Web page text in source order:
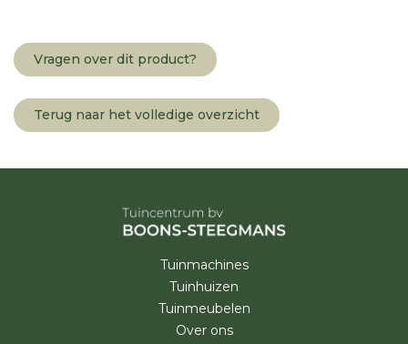
Vragen over dit product?
Terug naar het volledige overzicht
Tuinmachines
Tuinhuizen
Tuinmeubelen
Over ons